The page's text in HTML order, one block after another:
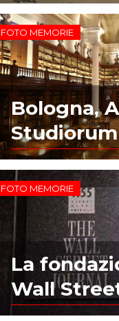
FOTO MEMORIE
Bologna,
Studiorum
FOTO MEMORIE
La
Wall